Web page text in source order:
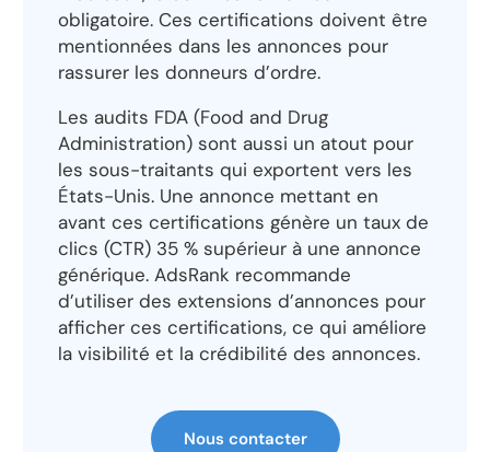
obligatoire. Ces certifications doivent être
mentionnées dans les annonces pour
rassurer les donneurs d’ordre.
Les audits FDA (Food and Drug
Administration) sont aussi un atout pour
les sous-traitants qui exportent vers les
États-Unis. Une annonce mettant en
avant ces certifications génère un taux de
clics (CTR) 35 % supérieur à une annonce
générique. AdsRank recommande
d’utiliser des extensions d’annonces pour
afficher ces certifications, ce qui améliore
la visibilité et la crédibilité des annonces.
Nous contacter